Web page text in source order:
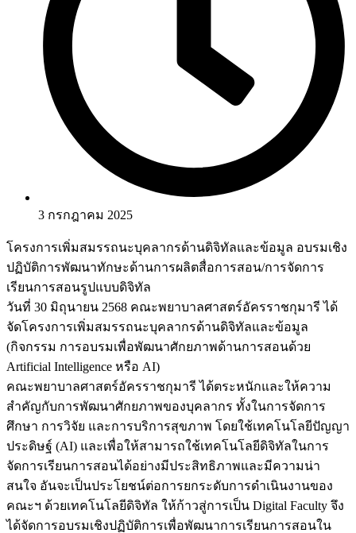
3 กรกฎาคม 2025
โครงการเพิ่มสมรรถนะบุคลากรด้านดิจิทัลและข้อมูล อบรมเชิง
ปฏิบัติการพัฒนาทักษะด้านการผลิตสื่อการสอน/การจัดการ
เรียนการสอนรูปแบบดิจิทัล
วันที่ 30 มิถุนายน 2568 คณะพยาบาลศาสตร์อัครราชกุมารี ได้
จัดโครงการเพิ่มสมรรถนะบุคลากรด้านดิจิทัลและข้อมูล
(กิจกรรม การอบรมเพื่อพัฒนาศักยภาพด้านการสอนด้วย
Artificial Intelligence หรือ AI)
คณะพยาบาลศาสตร์อัครราชกุมารี ได้ตระหนักและให้ความ
สำคัญกับการพัฒนาศักยภาพของบุคลากร ทั้งในการจัดการ
ศึกษา การวิจัย และการบริการสุขภาพ โดยใช้เทคโนโลยีปัญญา
ประดิษฐ์ (AI) และเพื่อให้สามารถใช้เทคโนโลยีดิจิทัลในการ
จัดการเรียนการสอนได้อย่างมีประสิทธิภาพและมีความน่า
สนใจ อันจะเป็นประโยชน์ต่อการยกระดับการดำเนินงานของ
คณะฯ ด้วยเทคโนโลยีดิจิทัล ให้ก้าวสู่การเป็น Digital Faculty จึง
ได้จัดการอบรมเชิงปฏิบัติการเพื่อพัฒนาการเรียนการสอนใน